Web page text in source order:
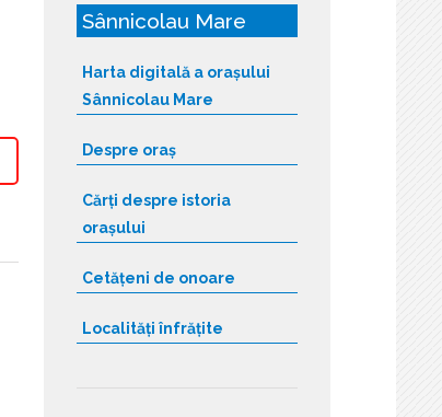
Sânnicolau Mare
Harta digitală a orașului
Sânnicolau Mare
Despre oraș
Cărți despre istoria
orașului
Cetățeni de onoare
Localități înfrățite